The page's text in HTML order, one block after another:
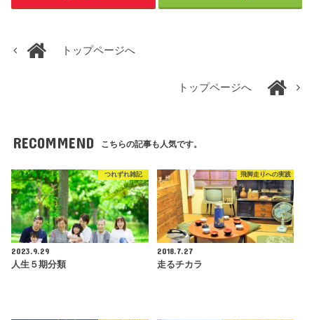
トップページへ
トップページへ
RECOMMEND こちらの記事も人気です。
つれずれ雑記
2023.9.29
人生５期分類
飛脚走りへの実践
2018.7.27
走るチカラ